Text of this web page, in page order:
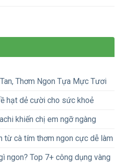
Thơm Ngon Tựa Mực Tươi
hạt dẻ cười cho sức khoẻ
khiến chị em ngỡ ngàng
từ cà tím thơm ngon cực dễ làm
ngon? Top 7+ công dụng vàng